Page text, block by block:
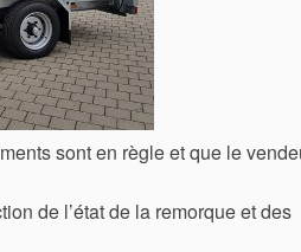
sont en règle et que le
de l’état de la remorque et des